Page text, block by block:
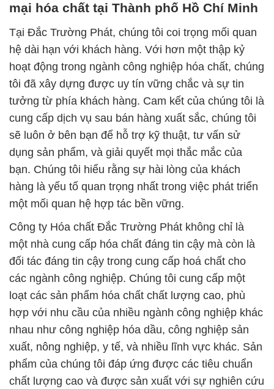
mại hóa chất tại Thành phố Hồ Chí Minh
Tại Đắc Trường Phát, chúng tôi coi trọng mối quan
hệ dài hạn với khách hàng. Với hơn một thập kỷ
hoạt động trong ngành công nghiệp hóa chất, chúng
tôi đã xây dựng được uy tín vững chắc và sự tin
tưởng từ phía khách hàng. Cam kết của chúng tôi là
cung cấp dịch vụ sau bán hàng xuất sắc, chúng tôi
sẽ luôn ở bên bạn để hỗ trợ kỹ thuật, tư vấn sử
dụng sản phẩm, và giải quyết mọi thắc mắc của
bạn. Chúng tôi hiểu rằng sự hài lòng của khách
hàng là yếu tố quan trọng nhất trong việc phát triển
một mối quan hệ hợp tác bền vững.
Công ty Hóa chất Đắc Trường Phát không chỉ là
một nhà cung cấp hóa chất đáng tin cậy mà còn là
đối tác đáng tin cậy trong cung cấp hoá chất cho
các ngành công nghiệp. Chúng tôi cung cấp một
loạt các sản phẩm hóa chất chất lượng cao, phù
hợp với nhu cầu của nhiều ngành công nghiệp khác
nhau như công nghiệp hóa dầu, công nghiệp sản
xuất, nông nghiệp, y tế, và nhiều lĩnh vực khác. Sản
phẩm của chúng tôi đáp ứng được các tiêu chuẩn
chất lượng cao và được sản xuất với sự nghiên cứu